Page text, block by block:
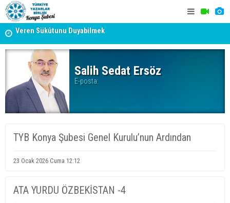
Veren Sükûtunu Duyabilmek
Erzincan’da Kültür ve Edebiyat Zirvesi - Nurettin Topçu
Sokağı Açılışı
Salih Sedat Ersöz
E-posta:
TYB Konya Şubesi Genel Kurulu’nun Ardından
23 Ocak 2026 Cuma 12:12
ATA YURDU ÖZBEKİSTAN -4